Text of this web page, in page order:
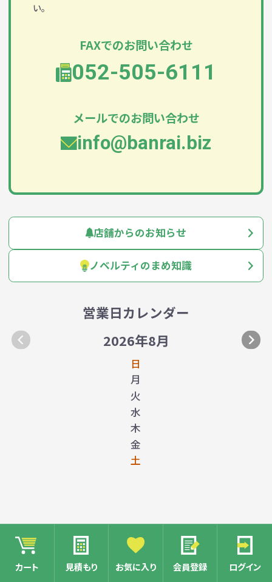
カート 見積もり お気に入り 会員登録 ログイン
い。
FAXでのお問い合わせ
052-505-6111
メールでのお問い合わせ
info@banrai.biz
店舗からのお知らせ
ノベルティのまめ知識
営業日カレンダー
2026年8月
日
月
火
水
木
金
土